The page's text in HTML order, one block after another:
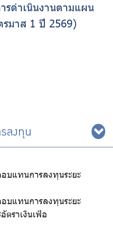
รดำเนินงานตามแผน
มาส 1 ปี 2569)
ลงทุน
บแทนการลงทุนระยะ
บแทนการลงทุนระยะ
ตราเงินเฟ้อ